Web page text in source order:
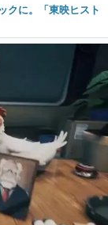
クに。「東映ヒスト